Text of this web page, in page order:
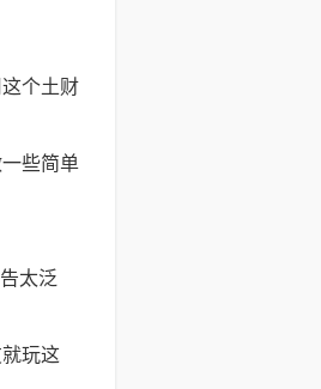
个土财
些简单
太泛
玩这